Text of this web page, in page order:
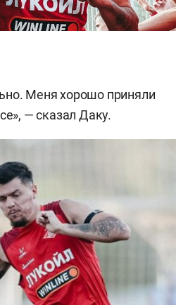
Меня хорошо приняли
— сказал Даку.